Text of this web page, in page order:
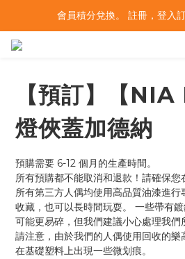
會員積分兌換。 註冊，登入
【預訂】【
燈俠蓋加德納
預購需要 6-12 個月的生產時間。
所有預購都不能取消和退款！請確保您
所有第三方人偶均使用高品質油漆進
收藏，也可以長時間玩耍。 一些帶有
可能更易碎，但我們建議小心處理我們
請注意，由於我們的人偶使用回收的樂
在基礎塑料上出現一些微划痕。